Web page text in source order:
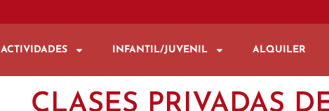
ACTIVIDADES INFANTIL/JUVENIL ALQUILER
CLASES PRIVADAS